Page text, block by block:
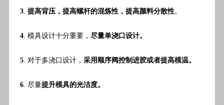
3. 提高背压，提高螺杆的混炼性，提高颜料分散性。
4. 模具设计十分重要， 尽量单浇口设计。
5. 对于多浇口设计， 采用顺序阀控制进胶或者提高模温。
6. 尽量提升模具的光洁度。